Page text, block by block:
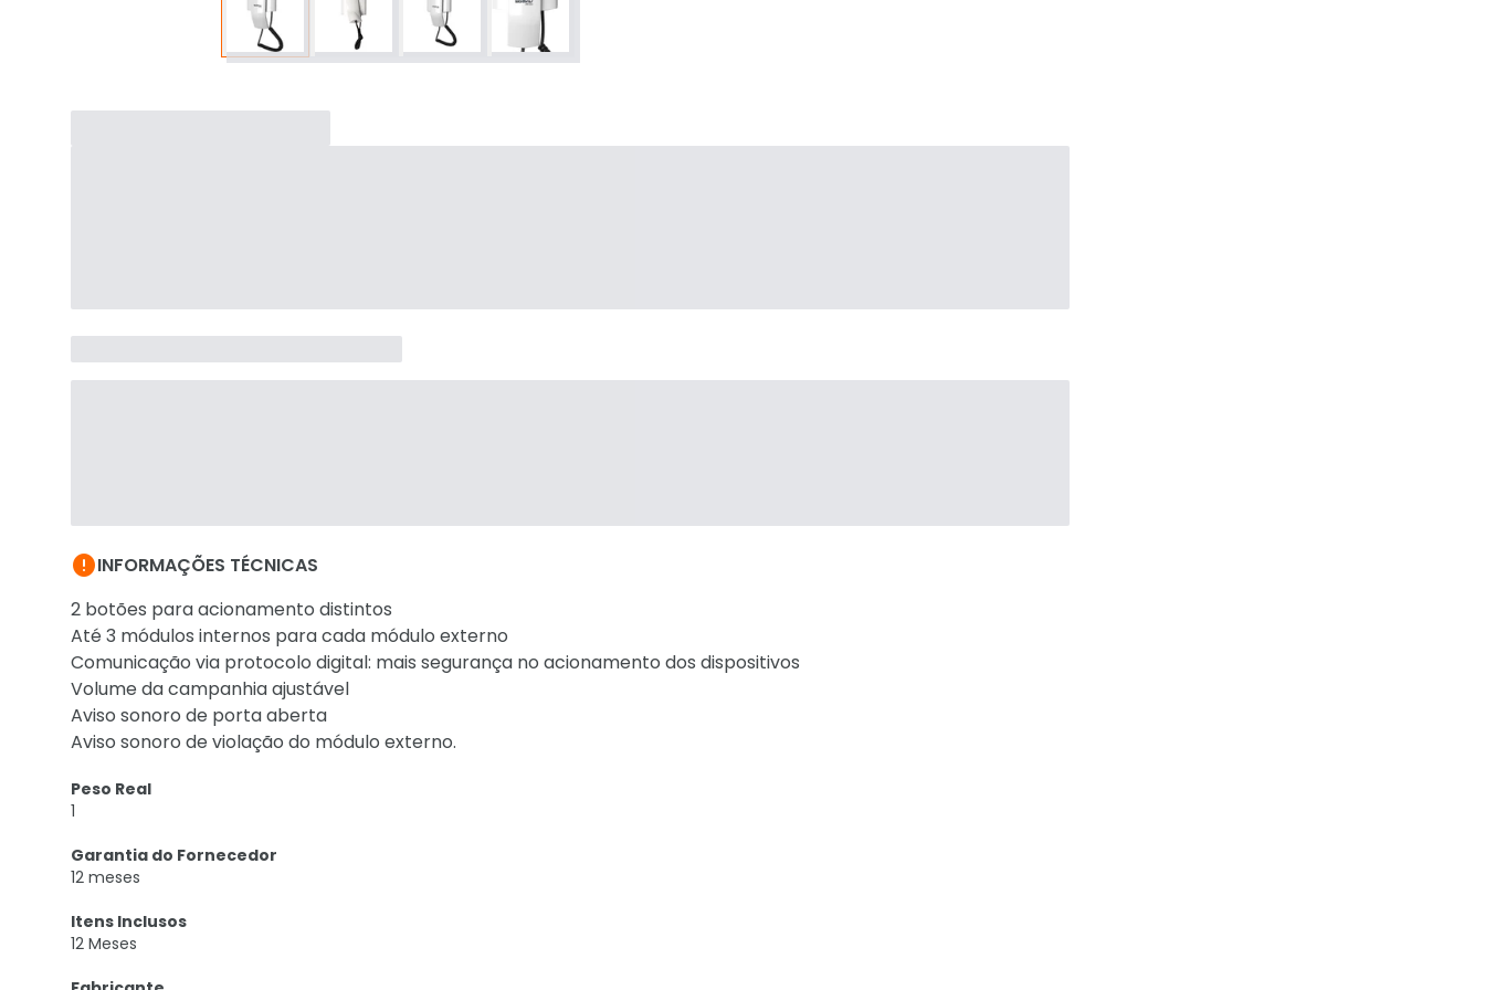
INFORMAÇÕES TÉCNICAS
2 botões para acionamento distintos
Até 3 módulos internos para cada módulo externo
Comunicação via protocolo digital: mais segurança no acionamento dos dispositivos
Volume da campanhia ajustável
Aviso sonoro de porta aberta
Aviso sonoro de violação do módulo externo.
Peso Real
1
Garantia do Fornecedor
12 meses
Itens Inclusos
12 Meses